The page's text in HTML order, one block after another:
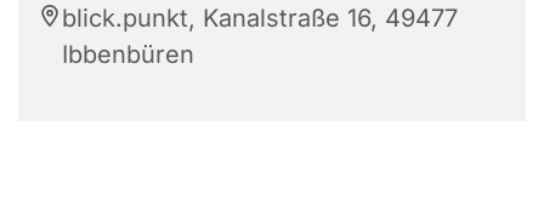
blick.punkt, Kanalstraße 16, 49477
Ibbenbüren